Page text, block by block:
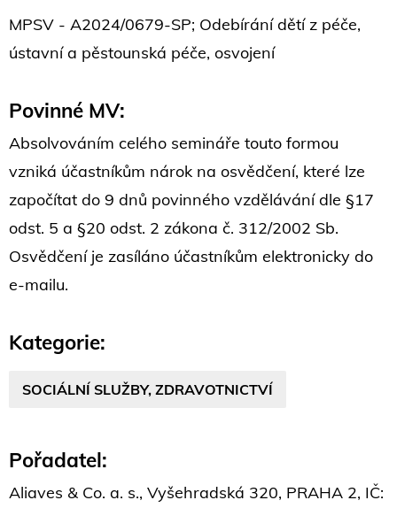
MPSV - A2024/0679-SP; Odebírání dětí z péče,
ústavní a pěstounská péče, osvojení
Povinné MV:
Absolvováním celého semináře touto formou
vzniká účastníkům nárok na osvědčení, které lze
započítat do 9 dnů povinného vzdělávání dle §17
odst. 5 a §20 odst. 2 zákona č. 312/2002 Sb.
Osvědčení je zasíláno účastníkům elektronicky do
e-mailu.
Kategorie:
SOCIÁLNÍ SLUŽBY, ZDRAVOTNICTVÍ
Pořadatel:
Aliaves & Co. a. s., Vyšehradská 320, PRAHA 2, IČ: